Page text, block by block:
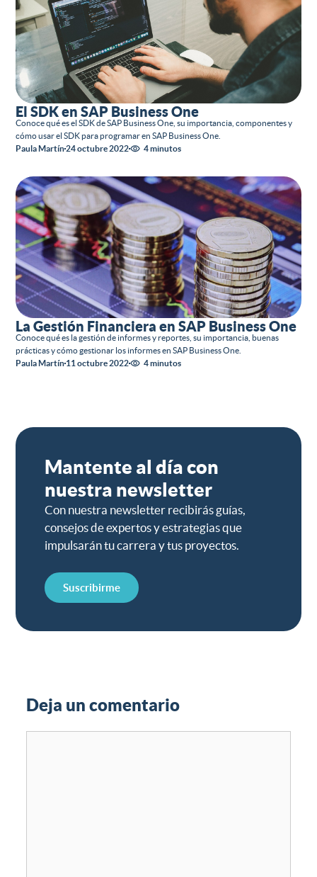
El SDK en SAP Business One
Conoce qué es el SDK de SAP Business One, su importancia, componentes y
cómo usar el SDK para programar en SAP Business One.
Paula Martín24 octubre 2022 4 minutos
La Gestión Financiera en SAP Business One
Conoce qué es la gestión de informes y reportes, su importancia, buenas
prácticas y cómo gestionar los informes en SAP Business One.
Paula Martín 11 octubre 2022 4 minutos
Mantente al día con
nuestra newsletter
Con nuestra newsletter recibirás guías,
consejos de expertos y estrategias que
impulsarán tu carrera y tus proyectos.
Suscribirme
Deja un comentario